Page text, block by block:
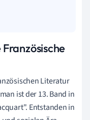
Literatur
ist der 13. Band in
Entstanden in